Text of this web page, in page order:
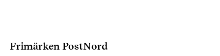
Frimärken PostNord